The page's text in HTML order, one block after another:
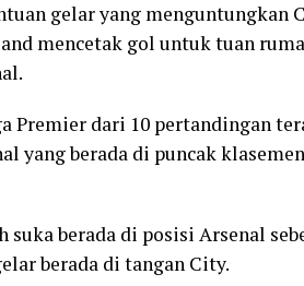
gelar yang menguntungkan
mencetak gol untuk tuan
Premier dari 10 pertandingan
yang berada di puncak
suka berada di posisi Arsenal
berada di tangan City.